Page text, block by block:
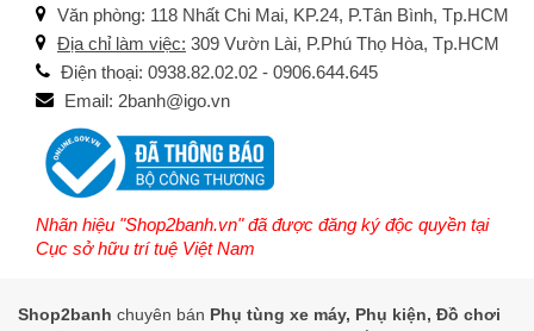
Văn phòng: 118 Nhất Chi Mai, KP.24, P.Tân Bình, Tp.HCM
Địa chỉ làm việc: 309 Vườn Lài, P.Phú Thọ Hòa, Tp.HCM
Điện thoại: 0938.82.02.02 - 0906.644.645
Email: 2banh@igo.vn
Nhãn hiệu "Shop2banh.vn" đã được đăng ký độc quyền tại
Cục sở hữu trí tuệ Việt Nam
Shop2banh chuyên bán Phụ tùng xe máy, Phụ kiện, Đồ chơi